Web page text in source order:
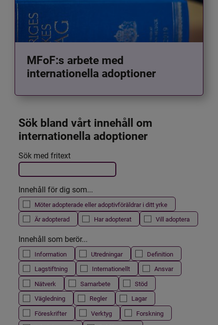
MFoF:s arbete med
internationella adoptioner
Sök bland vårt innehåll om
internationella adoptioner
Filtrera resultatet
Det här formuläret postas automatiskt
Sök med fritext
Innehåll för dig som...
Möter adopterade eller adoptivföräldrar i ditt yrke
Är adopterad
Har adopterat Vill adoptera
Innehåll som berör...
Information Utredningar
Definition
Lagstiftning
Internationellt
Ansvar
Nätverk
Samarbete
Stöd
Vägledning
Regler
Lagar
Föreskrifter
Verktyg
Forskning